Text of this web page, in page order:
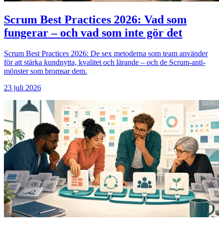
Scrum Best Practices 2026: Vad som
fungerar – och vad som inte gör det
Scrum Best Practices 2026: De sex metoderna som team använder
för att stärka kundnytta, kvalitet och lärande – och de Scrum-anti-
mönster som bromsar dem.
23 juli 2026